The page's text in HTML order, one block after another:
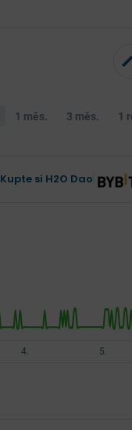
1 měs. 3 měs. 1
Kupte si H2O Dao